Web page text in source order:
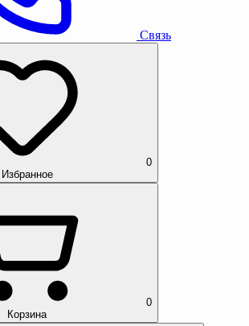
Связь
0
Избранное
0
Корзина